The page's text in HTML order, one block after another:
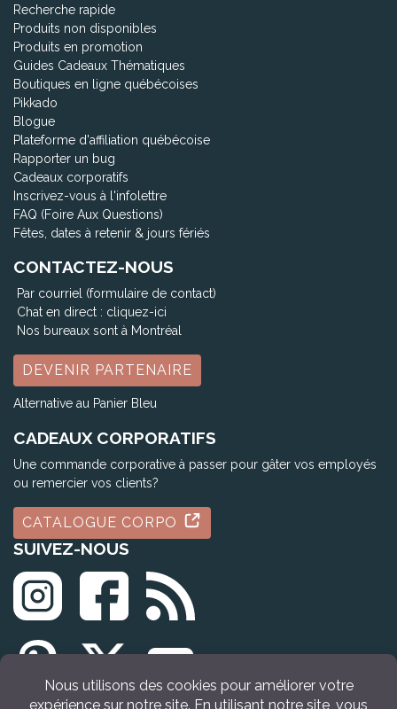
Recherche rapide
Produits non disponibles
Produits en promotion
Guides Cadeaux Thématiques
Boutiques en ligne québécoises
Pikkado
Blogue
Plateforme d'affiliation québécoise
Rapporter un bug
Cadeaux corporatifs
Inscrivez-vous à l'infolettre
FAQ (Foire Aux Questions)
Fêtes, dates à retenir & jours fériés
CONTACTEZ-NOUS
Par courriel (formulaire de contact)
Chat en direct : cliquez-ici
Nos bureaux sont à Montréal
DEVENIR PARTENAIRE
Alternative au Panier Bleu
CADEAUX CORPORATIFS
Une commande corporative à passer pour gâter vos employés
ou remercier vos clients?
CATALOGUE CORPO
SUIVEZ-NOUS